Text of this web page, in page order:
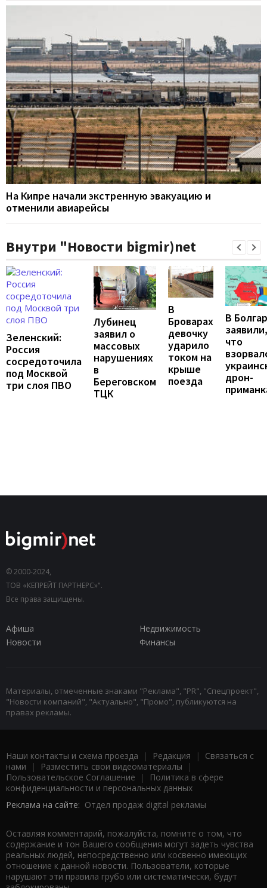
На Кипре начали экстренную эвакуацию и
отменили авиарейсы
Внутри "Новости bigmir)net
Зеленский:
Россия
сосредоточила
под Москвой
три слоя ПВО
Лубинец
заявил о
массовых
нарушениях
в
Береговском
ТЦК
В
Броварах
девочку
ударило
током на
крыше
поезда
В
заявили,
что
дрон-
© 2000-2024,
ТОВ «КЕПРЕЙТ ПАРТНЕРС»".
Все права защищены.
Афиша
Недвижимость
Новости
Финансы
Материалы, отмеченные знаками "Реклама", "PR", "Спецпроект",
"Новости компаний", "Актуально", "Промо", публикуются на
правах рекламы.
Наши контакты и схема проезда | Редакция | Связаться с
нами | Разместить свои видеоматериалы |
Пользовательское Соглашение |
Политика в сфере
конфиденциальности и персональных данных
Реклама на сайте: Отдел продаж digital рекламы
Оставляя комментарий, пожалуйста, помните о том, что
содержание и тон Вашего сообщения могут задеть чувства
реальных людей, непосредственно или косвенно имеющих
отношение к данной новости. Пользователи, которые
нарушают эти правила грубо или систематически, будут